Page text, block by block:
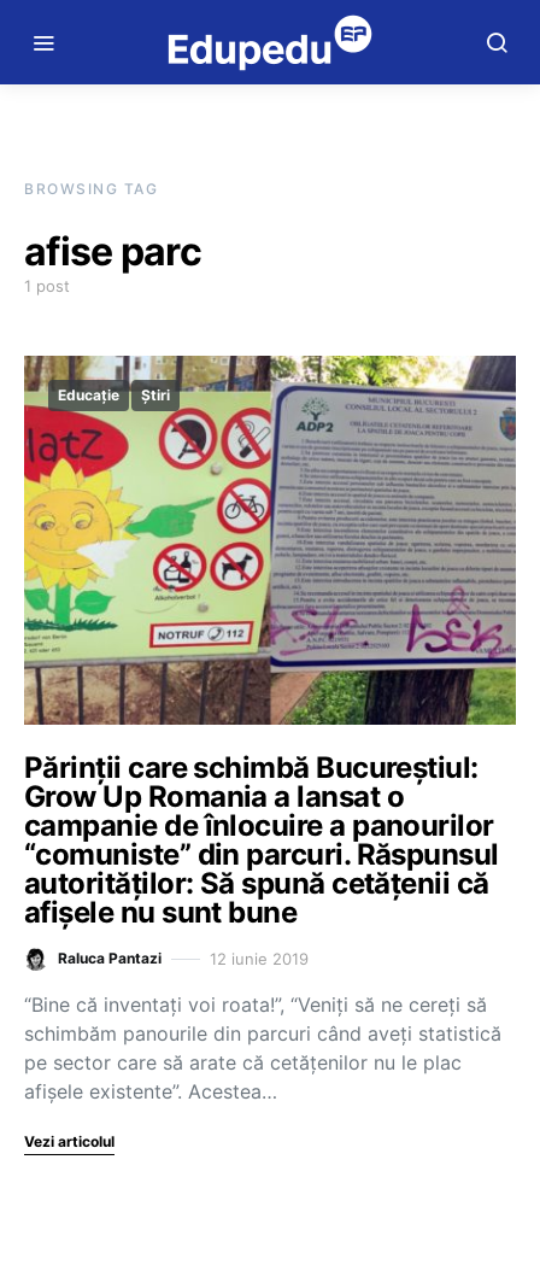
BROWSING TAG
afise parc
1 post
Educație Știri
Părinții care schimbă Bucureștiul:
Grow Up Romania a lansat o
campanie de înlocuire a panourilor
“comuniste” din parcuri. Răspunsul
autorităților: Să spună cetățenii că
afișele nu sunt bune
Raluca Pantazi 12 iunie 2019
“Bine că inventați voi roata!”, “Veniți să ne cereți să
schimbăm panourile din parcuri când aveți statistică
pe sector care să arate că cetățenilor nu le plac
afișele existente”. Acestea…
Vezi articolul